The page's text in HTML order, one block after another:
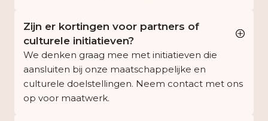
Zijn er kortingen voor partners of
culturele initiatieven?
We denken graag mee met initiatieven die
aansluiten bij onze maatschappelijke en
culturele doelstellingen. Neem contact met ons
op voor maatwerk.